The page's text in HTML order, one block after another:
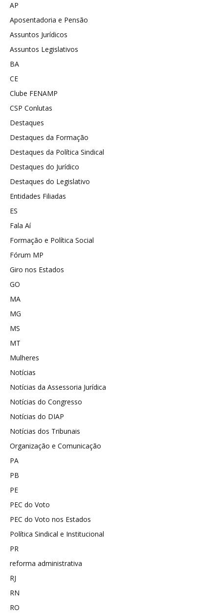
AP
Aposentadoria e Pensão
Assuntos Jurídicos
Assuntos Legislativos
BA
CE
Clube FENAMP
CSP Conlutas
Destaques
Destaques da Formação
Destaques da Política Sindical
Destaques do Jurídico
Destaques do Legislativo
Entidades Filiadas
ES
Fala Aí
Formação e Política Social
Fórum MP
Giro nos Estados
GO
MA
MG
MS
MT
Mulheres
Notícias
Notícias da Assessoria Jurídica
Notícias do Congresso
Notícias do DIAP
Notícias dos Tribunais
Organização e Comunicação
PA
PB
PE
PEC do Voto
PEC do Voto nos Estados
Política Sindical e Institucional
PR
reforma administrativa
RJ
RN
RO